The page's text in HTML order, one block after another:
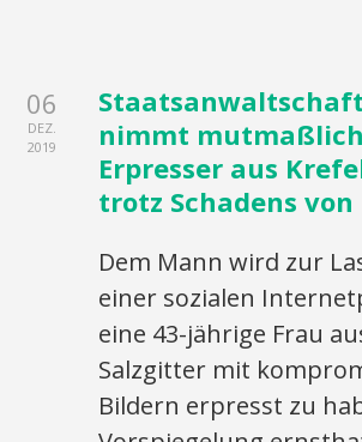
06
DEZ.
2019
nimmt
Erpresser aus
trotz Schadens von
Dem Mann wird zur
einer sozialen
eine 43-jährige Frau
Salzgitter mit
Bildern erpresst zu